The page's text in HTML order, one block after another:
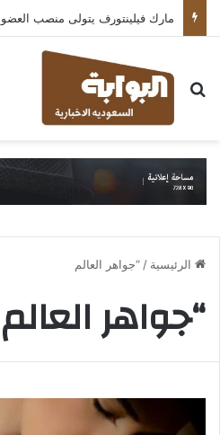
بحث عن
الرئيسية / “جواهر العالم
“جواهر العالم